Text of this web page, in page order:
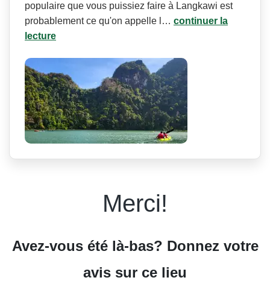
populaire que vous puissiez faire à Langkawi est
probablement ce qu'on appelle l… continuer la
lecture
Merci!
Avez-vous été là-bas? Donnez votre
avis sur ce lieu